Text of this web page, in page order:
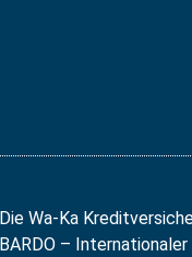
Die Wa-Ka
BARDO –